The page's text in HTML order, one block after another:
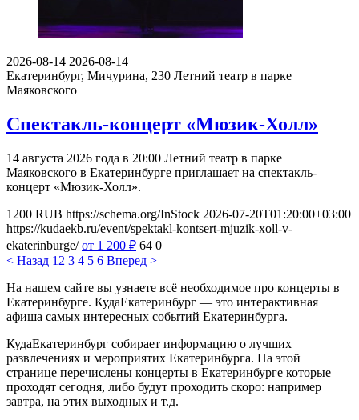
2026-08-14 2026-08-14
Екатеринбург, Мичурина, 230 Летний театр в парке
Маяковского
Спектакль-концерт «Мюзик-Холл»
14 августа 2026 года в 20:00 Летний театр в парке
Маяковского в Екатеринбурге приглашает на спектакль-
концерт «Мюзик-Холл».
1200 RUB https://schema.org/InStock 2026-07-20T01:20:00+03:00
https://kudaekb.ru/event/spektakl-kontsert-mjuzik-xoll-v-
ekaterinburge/ от 1 200 ₽ 64 0
< Назад 1 2 3 4 5 6 Вперед >
На нашем сайте вы узнаете всё необходимое про концерты в
Екатеринбурге. КудаЕкатеринбург — это интерактивная
афиша самых интересных событий Екатеринбурга.
КудаЕкатеринбург собирает информацию о лучших
развлечениях и мероприятих Екатеринбурга. На этой
странице перечислены концерты в Екатеринбурге которые
проходят сегодня, либо будут проходить скоро: например
завтра, на этих выходных и т.д.